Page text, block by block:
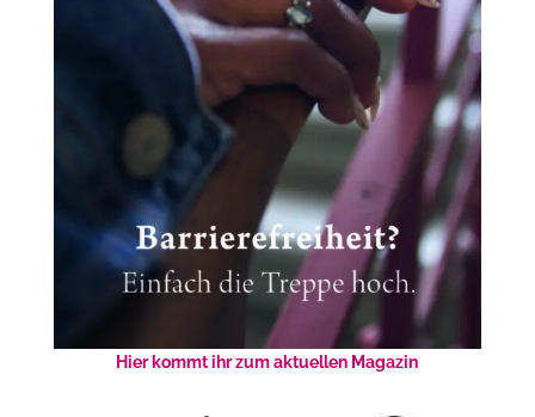
Hier kommt ihr zum aktuellen Magazin